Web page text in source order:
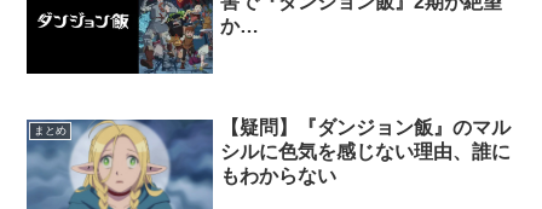
か…
まとめ
【疑問】『ダンジョン飯』のマル
シルに色気を感じない理由、誰に
もわからない